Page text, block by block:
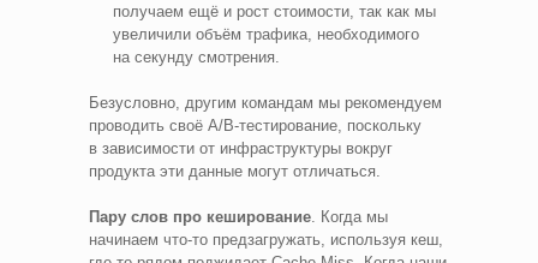
получаем ещё и рост стоимости, так как мы
увеличили объём трафика, необходимого
на секунду смотрения.
Безусловно, другим командам мы рекомендуем
проводить своё A/B‑тестирование, поскольку
в зависимости от инфраструктуры вокруг
продукта эти данные могут отличаться.
Пару слов про кеширование . Когда мы
начинаем что‑то предзагружать, используя кеш,